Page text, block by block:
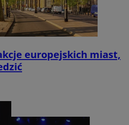
europejskich miast,